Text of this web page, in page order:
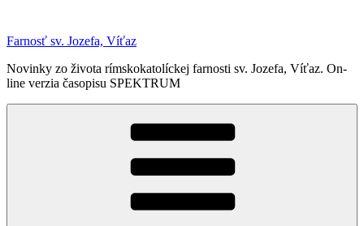
obsah
Farnosť sv. Jozefa, Víťaz
Novinky zo života rímskokatolíckej farnosti sv. Jozefa, Víťaz. On-
line verzia časopisu SPEKTRUM